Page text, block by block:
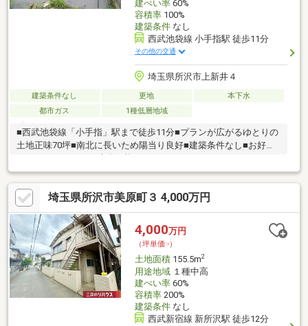
建ぺい率60%
容積率100%
建築条件なし
西武池袋線 小手指駅 徒歩11分
その他の交通
埼玉県所沢市上新井４
建築条件なし 更地
本下水
都市ガス
1種低層地域
■西武池袋線「小手指」駅まで徒歩11分■プランが広がるゆとりの
土地正味70坪■南北に長いため陽当り良好■建築条件なし■お好き
埼玉県所沢市美原町３ 4,000万円
4,000万円
（坪単価:-）
土地面積155.5m2
用途地域１種中高
建ぺい率60%
容積率200%
建築条件なし
西武新宿線 新所沢駅 徒歩12分